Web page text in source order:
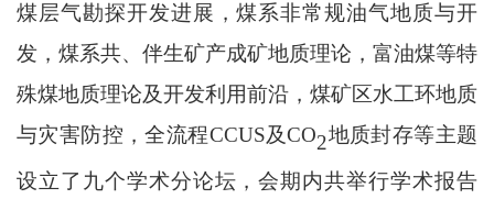
煤层气勘探开发进展，煤系非常规油气地质与开
发，煤系共、伴生矿产成矿地质理论，富油煤等特
殊煤地质理论及开发利用前沿，煤矿区水工环地质
与灾害防控，全流程CCUS及CO2地质封存等主题
设立了九个学术分论坛，会期内共举行学术报告